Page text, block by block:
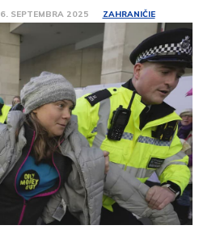
6. SEPTEMBRA 2025 ZAHRANIČIE